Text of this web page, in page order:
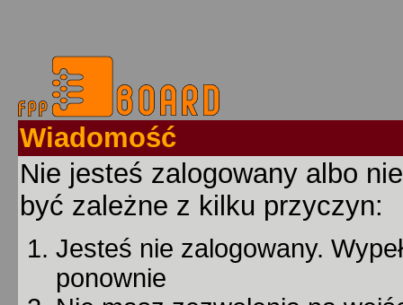
Wiadomość
Nie jesteś zalogowany albo
być zależne z kilku przyczyn:
Jesteś nie zalogowany.
ponownie